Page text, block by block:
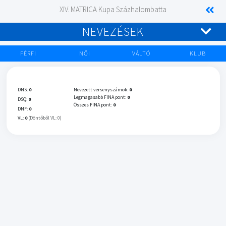
XIV. MATRICA Kupa Százhalombatta
NEVEZÉSEK
FÉRFI NŐI VÁLTÓ KLUB
DNS: 0
DSQ: 0
DNF: 0
VL: 0 (Döntőből VL: 0)
Nevezett versenyszámok: 0
Legmagasabb FINA pont: 0
Összes FINA pont: 0